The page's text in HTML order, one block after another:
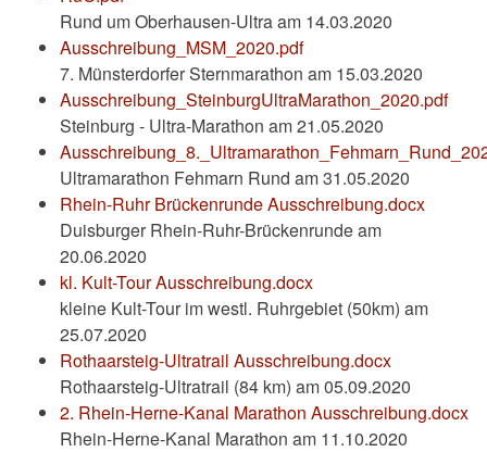
Rund um Oberhausen-Ultra am 14.03.2020
Ausschreibung_MSM_2020.pdf
7. Münsterdorfer Sternmarathon am 15.03.2020
Ausschreibung_SteinburgUltraMarathon_2020.pdf
Steinburg - Ultra-Marathon am 21.05.2020
Ultramarathon Fehmarn Rund am 31.05.2020
Rhein-Ruhr Brückenrunde Ausschreibung.docx
Duisburger Rhein-Ruhr-Brückenrunde am
20.06.2020
kl. Kult-Tour Ausschreibung.docx
kleine Kult-Tour im westl. Ruhrgebiet (50km) am
25.07.2020
Rothaarsteig-Ultratrail Ausschreibung.docx
Rothaarsteig-Ultratrail (84 km) am 05.09.2020
2. Rhein-Herne-Kanal Marathon Ausschreibung.docx
Rhein-Herne-Kanal Marathon am 11.10.2020